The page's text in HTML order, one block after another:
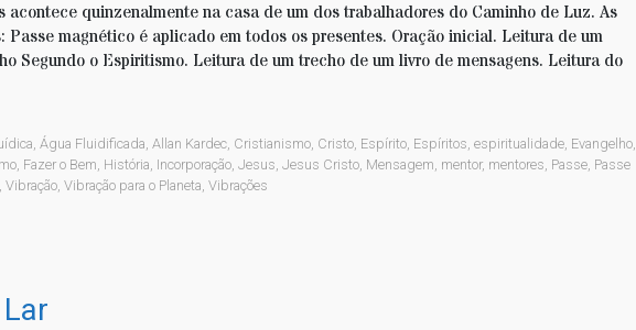
acontece quinzenalmente na casa de um dos trabalhadores do Caminho de Luz. As
Passe magnético é aplicado em todos os presentes. Oração inicial. Leitura de um
Segundo o Espiritismo. Leitura de um trecho de um livro de mensagens. Leitura do
,Água Fluidificada,Allan Kardec, Cristianismo, Cristo, Espírito, Espíritos,espiritualidade, Evangelho,
, Fazer o Bem, História, Incorporação, Jesus, Jesus Cristo, Mensagem, mentor, mentores, Passe, Passe
, Vibração, Vibração para o Planeta, Vibrações